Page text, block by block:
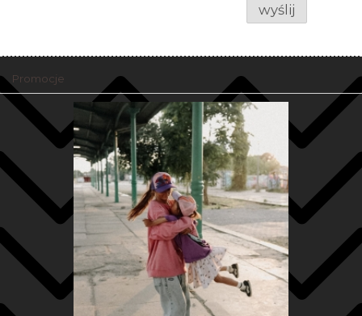
wyślij
Promocje